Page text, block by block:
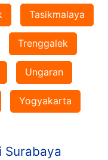
Tasikmalaya
Trenggalek
Ungaran
Yogyakarta
Surabaya